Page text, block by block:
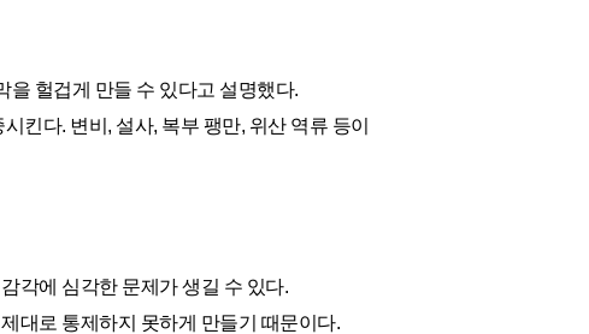
을 헐겁게 만들 수 있다고 설명했다.
킨다. 변비, 설사, 복부 팽만, 위산 역류 등이
각에 심각한 문제가 생길 수 있다.
대로 통제하지 못하게 만들기 때문이다.